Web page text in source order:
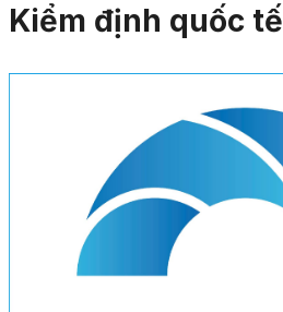
Kiểm định quốc tế